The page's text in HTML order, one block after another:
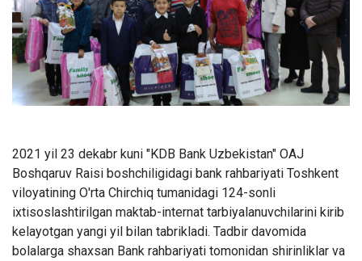
2021 yil 23 dekabr kuni "KDB Bank Uzbekistan" OAJ
Boshqaruv Raisi boshchiligidagi bank rahbariyati Toshkent
viloyatining O'rta Chirchiq tumanidagi 124-sonli
ixtisoslashtirilgan maktab-internat tarbiyalanuvchilarini kirib
kelayotgan yangi yil bilan tabrikladi. Tadbir davomida
bolalarga shaxsan Bank rahbariyati tomonidan shirinliklar va